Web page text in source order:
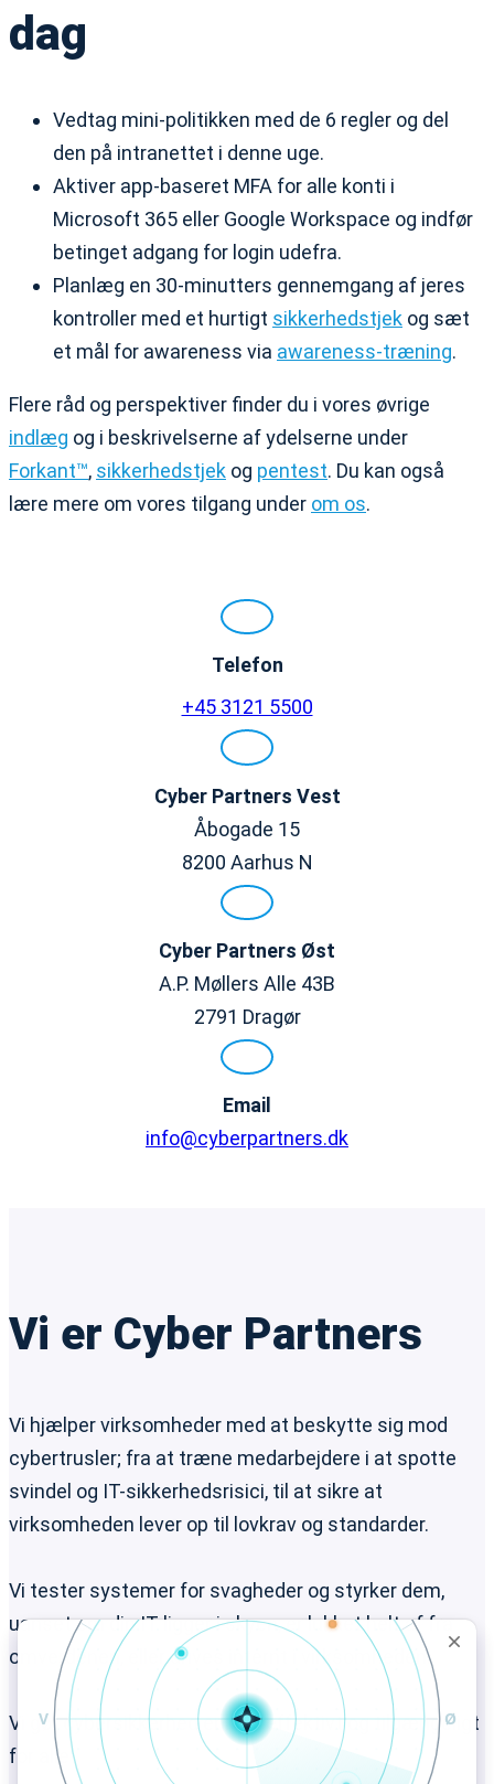
dag
Vedtag mini-politikken med de 6 regler og del
den på intranettet i denne uge.
Aktiver app-baseret MFA for alle konti i
Microsoft 365 eller Google Workspace og indfør
betinget adgang for login udefra.
Planlæg en 30-minutters gennemgang af jeres
kontroller med et hurtigt sikkerhedstjek og sæt
et mål for awareness via awareness-træning.
Flere råd og perspektiver finder du i vores øvrige
indlæg og i beskrivelserne af ydelserne under
Forkant™, sikkerhedstjek og pentest. Du kan også
lære mere om vores tilgang under om os.
Telefon
+45 3121 5500
Cyber Partners Vest
Åbogade 15
8200 Aarhus N
Cyber Partners Øst
A.P. Møllers Alle 43B
2791 Dragør
Email
info@cyberpartners.dk
Vi er Cyber Partners
Vi hjælper virksomheder med at beskytte sig mod
cybertrusler; fra at træne medarbejdere i at spotte
svindel og IT-sikkerhedsrisici, til at sikre at
virksomheden lever op til lovkrav og standarder.
Vi tester systemer for svagheder og styrker dem,
uanset om din IT ligger i skyen, er lukket helt af fra
omverdenen, eller drives internt i virksomheden.
Vi gør cybersikkerhed enkelt, effektivt og tilgængeligt
for alle